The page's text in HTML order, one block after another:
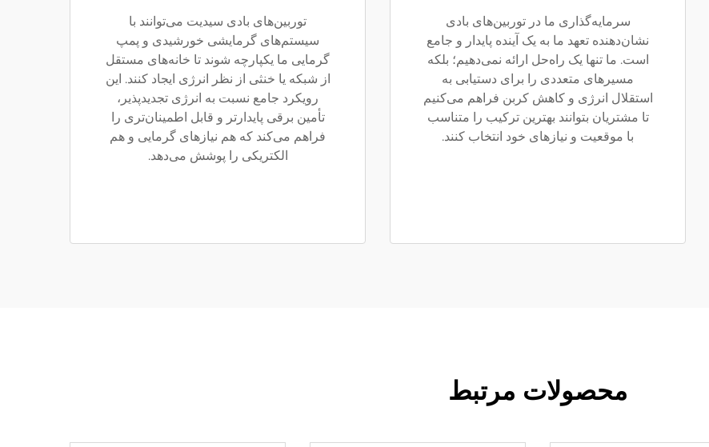
سرمایه‌گذاری ما در توربین‌های بادی
نشان‌دهنده تعهد ما به یک آینده پایدار و جامع
است. ما تنها یک راه‌حل ارائه نمی‌دهیم؛ بلکه
مسیرهای متعددی را برای دستیابی به
استقلال انرژی و کاهش کربن فراهم می‌کنیم
تا مشتریان بتوانند بهترین ترکیب را متناسب
با موقعیت و نیازهای خود انتخاب کنند.
توربین‌های بادی سیدیت می‌توانند با
سیستم‌های گرمایشی خورشیدی و پمپ
گرمایی ما یکپارچه شوند تا خانه‌های مستقل
از شبکه یا خنثی از نظر انرژی ایجاد کنند. این
رویکرد جامع نسبت به انرژی تجدیدپذیر،
تأمین برقی پایدارتر و قابل اطمینان‌تری را
فراهم می‌کند که هم نیازهای گرمایی و هم
الکتریکی را پوشش می‌دهد.
محصولات مرتبط